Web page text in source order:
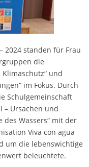
2024 standen für Frau
die
und
im Fokus. Durch
Schulgemeinschaft
– Ursachen und
des Wassers“ mit der
Viva con agua
um die lebenswichtige
beleuchtete.